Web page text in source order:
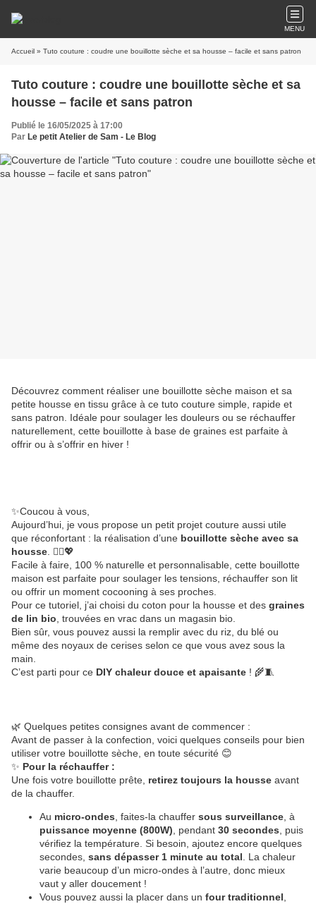
MENU
Accueil » Tuto couture : coudre une bouillotte sèche et sa housse – facile et sans patron
Tuto couture : coudre une bouillotte sèche et sa
housse – facile et sans patron
Publié le 16/05/2025 à 17:00
Par Le petit Atelier de Sam - Le Blog
Découvrez comment réaliser une bouillotte sèche maison et sa
petite housse en tissu grâce à ce tuto couture simple, rapide et
sans patron. Idéale pour soulager les douleurs ou se réchauffer
naturellement, cette bouillotte à base de graines est parfaite à
offrir ou à s’offrir en hiver !
✨Coucou à vous,
Aujourd’hui, je vous propose un petit projet couture aussi utile
que réconfortant : la réalisation d’une bouillotte sèche avec sa
housse . 💆‍♀️💖
Facile à faire, 100 % naturelle et personnalisable, cette bouillotte
maison est parfaite pour soulager les tensions, réchauffer son lit
ou offrir un moment cocooning à ses proches.
Pour ce tutoriel, j’ai choisi du coton pour la housse et des graines
de lin bio , trouvées en vrac dans un magasin bio.
Bien sûr, vous pouvez aussi la remplir avec du riz, du blé ou
même des noyaux de cerises selon ce que vous avez sous la
main.
C’est parti pour ce DIY chaleur douce et apaisante ! 🌾🧵
🌿 Quelques petites consignes avant de commencer :
Avant de passer à la confection, voici quelques conseils pour bien
utiliser votre bouillotte sèche, en toute sécurité 😊
✨ Pour la réchauffer :
Une fois votre bouillotte prête, retirez toujours la housse avant
de la chauffer.
Au micro-ondes , faites-la chauffer sous surveillance , à
puissance moyenne (800W) , pendant 30 secondes , puis
vérifiez la température. Si besoin, ajoutez encore quelques
secondes, sans dépasser 1 minute au total . La chaleur
varie beaucoup d’un micro-ondes à l’autre, donc mieux
vaut y aller doucement !
Vous pouvez aussi la placer dans un four traditionnel